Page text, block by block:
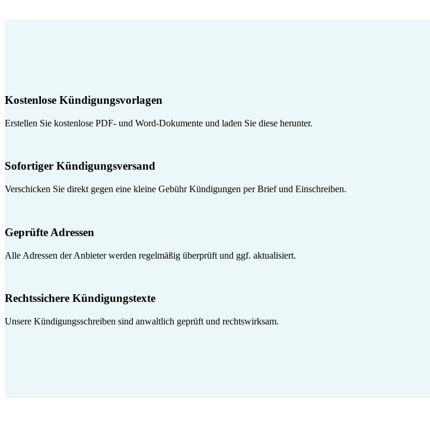
Kostenlose Kündigungsvorlagen
Erstellen Sie kostenlose PDF- und Word-Dokumente und laden Sie diese herunter.
Sofortiger Kündigungsversand
Verschicken Sie direkt gegen eine kleine Gebühr Kündigungen per Brief und Einschreiben.
Geprüfte Adressen
Alle Adressen der Anbieter werden regelmäßig überprüft und ggf. aktualisiert.
Rechtssichere Kündigungstexte
Unsere Kündigungsschreiben sind anwaltlich geprüft und rechtswirksam.